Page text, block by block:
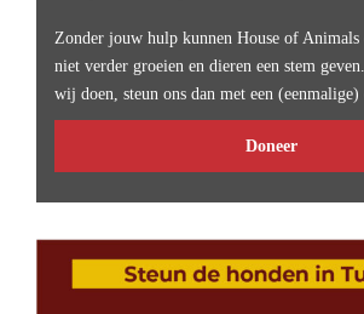
Zonder jouw hulp kunnen House of Animals
niet verder groeien en dieren een stem
wij doen, steun ons dan met een (eenmalige)
Doneer